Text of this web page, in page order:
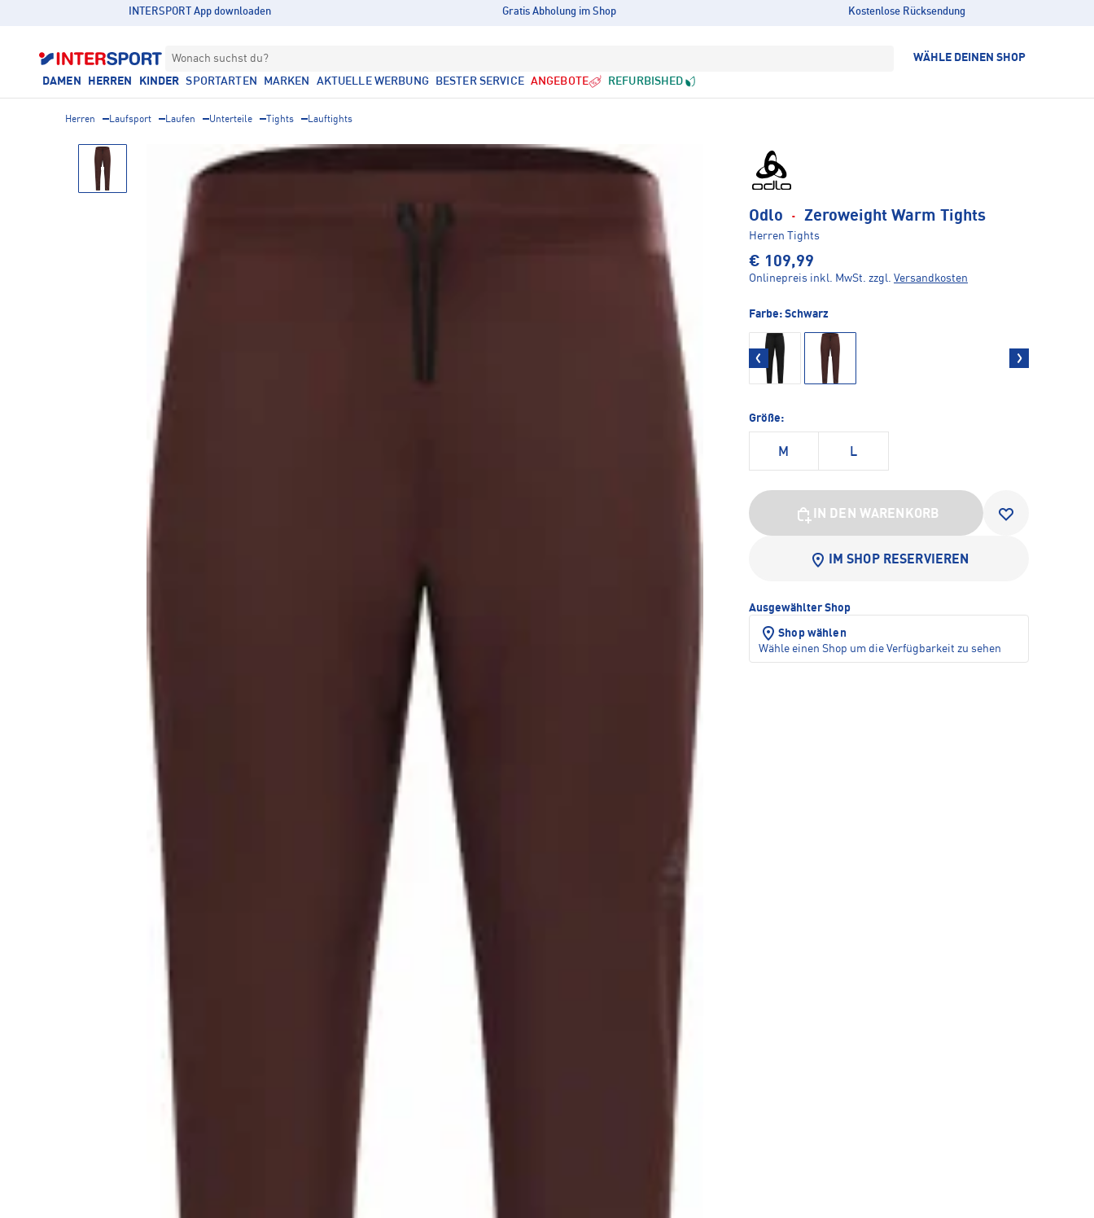
INTERSPORT App downloaden Gratis Abholung im Shop Kostenlose Rücksendung
Wonach suchst du? WÄHLE DEINEN SHOP
DAMEN HERREN KINDER SPORTARTEN MARKEN AKTUELLE WERBUNG BESTER SERVICE ANGEBOTE REFURBISHED
Herren Laufsport Laufen Unterteile Tights Lauftights
Odlo · Zeroweight Warm Tights
Herren Tights
€ 109,99
Onlinepreis inkl. MwSt. zzgl. Versandkosten
Farbe: Schwarz
Größe:
M L
IN DEN WARENKORB
IM SHOP RESERVIEREN
Ausgewählter Shop
Shop wählen
Wähle einen Shop um die Verfügbarkeit zu sehen